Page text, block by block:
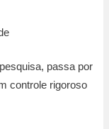
passa por
controle rigoroso